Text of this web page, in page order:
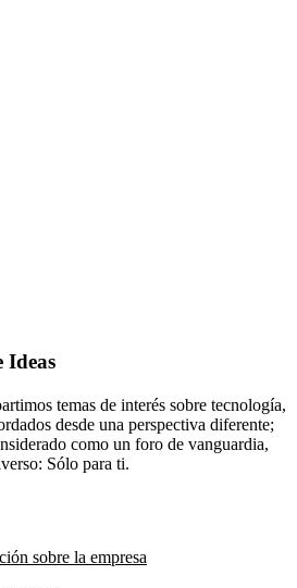
Ideas
temas de interés sobre tecnología,
desde una perspectiva diferente;
como un foro de vanguardia,
Sólo para ti.
sobre la empresa